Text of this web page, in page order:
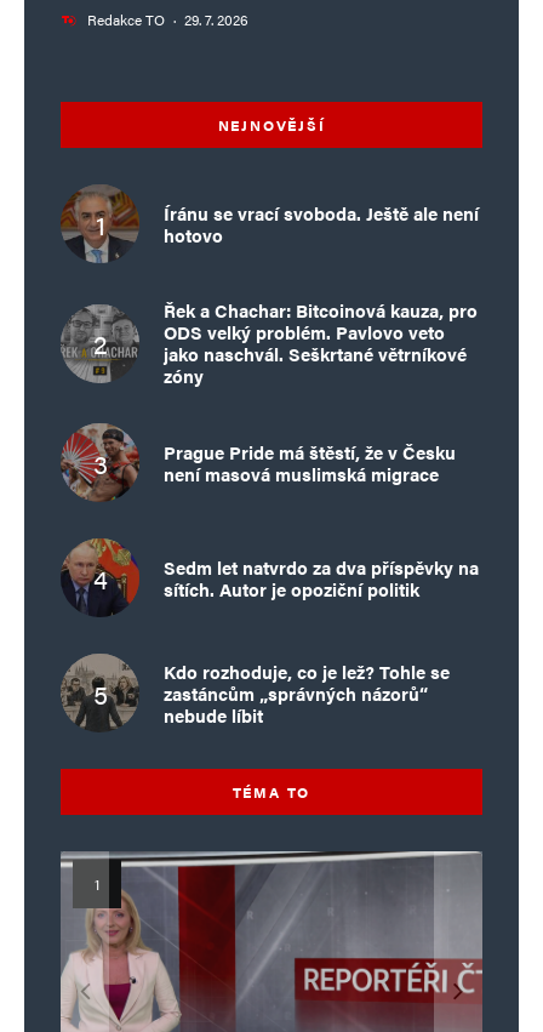
Alternative:
Redakce TO · 29. 7. 2026
NEJNOVĚJŠÍ
Íránu se vrací svoboda. Ještě ale není
hotovo
Řek a Chachar: Bitcoinová kauza, pro
ODS velký problém. Pavlovo veto
jako naschvál. Seškrtané větrníkové
zóny
Prague Pride má štěstí, že v Česku
není masová muslimská migrace
Sedm let natvrdo za dva příspěvky na
sítích. Autor je opoziční politik
Kdo rozhoduje, co je lež? Tohle se
zastáncům „správných názorů“
nebude líbit
TÉMA TO
Islamistický teror v EU, 6. díl:
Brutální poprava 85letého
Islamistický teror v EU, 5. díl:
Mýty o Václavu Klausovi:
Pivo, jazz, hádky, loajalita
Vymíráme a politici lžou:
porodnost nezachrání